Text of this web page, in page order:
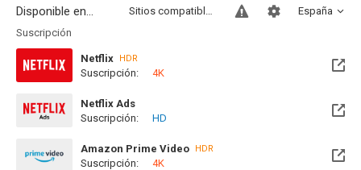
Disponible en... España
Sitios compatibles
Suscripción
Netflix
HDR
Disponible hasta el Mié, 26 Ago 2026 (Quedan 20 días)
Suscripción: 4K
Netflix Ads
Disponible hasta el Mié, 26 Ago 2026 (Quedan 20 días)
Suscripción: HD
Amazon Prime Video HDR
Suscripción: 4K